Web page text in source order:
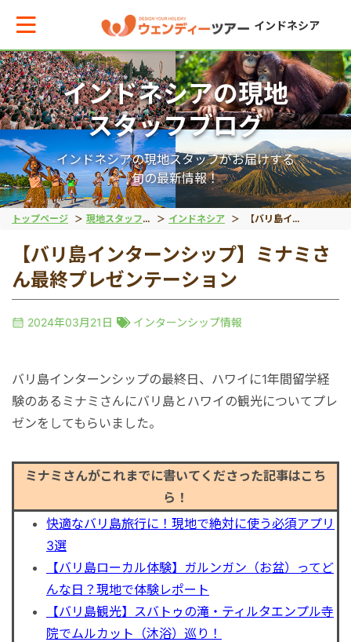
インドネシア
トップページ 現地スタッフブログ インドネシア 【バリ島インターンシップ】ミナミさん最終プレゼンテーション
インドネシアの現地
スタッフブログ
インドネシアの現地スタッフがお届けする
旬の最新情報！
【バリ島インターンシップ】ミナミさ
ん最終プレゼンテーション
2024年03月21日 インターンシップ情報
バリ島インターンシップの最終日、ハワイに1年間留学経
験のあるミナミさんにバリ島とハワイの観光についてプレ
ゼンをしてもらいました。
ミナミさんがこれまでに書いてくださった記事はこち
ら！
快適なバリ島旅行に！現地で絶対に使う必須アプリ
3選
【バリ島ローカル体験】ガルンガン（お盆）ってど
んな日？現地で体験レポート
【バリ島観光】スバトゥの滝・ティルタエンプル寺
院でムルカット（沐浴）巡り！
メインメニューへ戻る
マから現地ツアーを探す
系
ツアー
送迎
ライン体験
ターンシップ
遺産
ャーター
メインメニューへ戻る
アからお役立ち情報を探す
ドネシア
ガポール
ボジア
戻る
動物系
象
コモドドラゴン
動物園
戻る
離島ツアー
レンボンガン島
ヌサペニダ島
ギリ島
戻る
世界遺産
ボロブドゥール遺跡
プランバナン遺跡
戻る
秘境
タナトラジャ
ブロモ山